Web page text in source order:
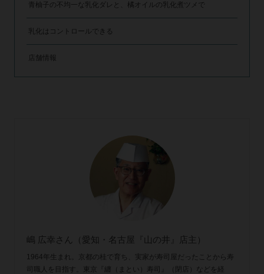
青柚子の不均一な乳化ダレと、橘オイルの乳化煮ツメで
乳化はコントロールできる
店舗情報
嶋 広幸さん（愛知・名古屋『山の井』店主）
1964年生まれ。京都の桂で育ち、実家が寿司屋だったことから寿
司職人を目指す。東京『纏（まとい）寿司』（閉店）などを経